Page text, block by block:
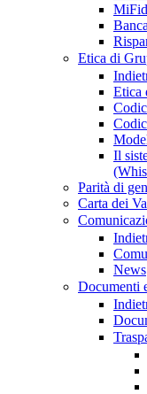
MiFid
Etica di
Etica
Il
Parità di
Carta dei
News
Documenti